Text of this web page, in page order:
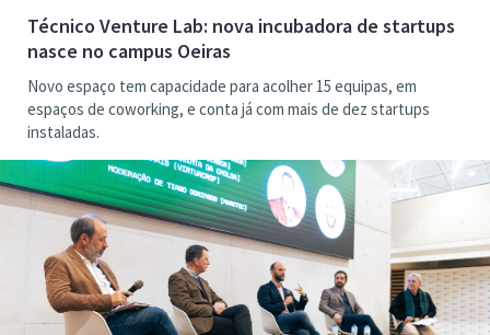
Técnico Venture Lab: nova incubadora de startups
nasce no campus Oeiras
Novo espaço tem capacidade para acolher 15 equipas, em
espaços de coworking, e conta já com mais de dez startups
instaladas.